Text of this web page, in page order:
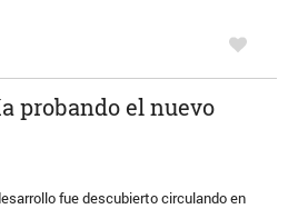
probando el nuevo
fue descubierto circulando en